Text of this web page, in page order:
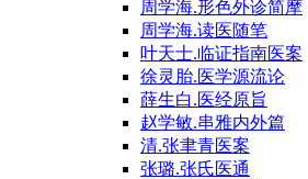
周学海.形色外诊简摩
周学海.读医随笔
叶天士.临证指南医案
徐灵胎.医学源流论
薛生白.医经原旨
赵学敏.串雅内外篇
清.张聿青医案
张璐.张氏医通